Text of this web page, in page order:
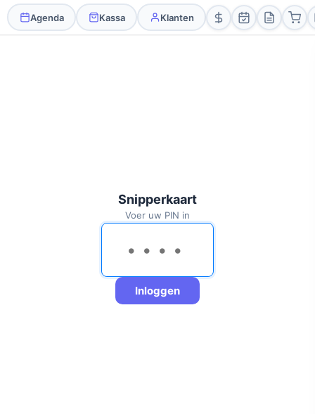
Agenda Kassa Klanten
Snipperkaart
Voer uw PIN in
Inloggen